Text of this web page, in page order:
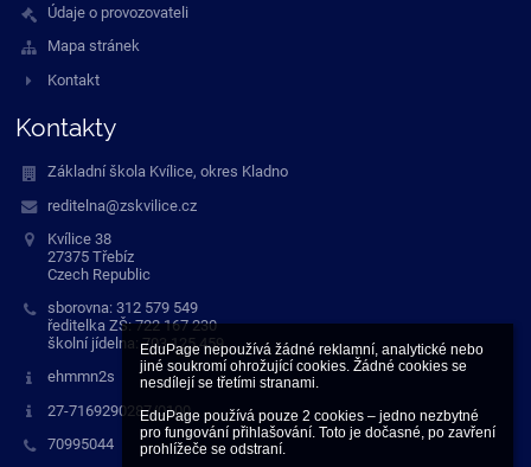
EduPage nepoužívá žádné reklamní, analytické nebo
jiné soukromí ohrožující cookies. Žádné cookies se
nesdílejí se třetími stranami.
EduPage používá pouze 2 cookies – jedno nezbytné
pro fungování přihlašování. Toto je dočasné, po zavření
prohlížeče se odstraní.
Údaje o provozovateli
Mapa stránek
Kontakt
Kontakty
Základní škola Kvílice, okres Kladno
reditelna@zskvilice.cz
Kvílice 38
27375 Třebíz
Czech Republic
sborovna: 312 579 549
ředitelka ZŠ: 722 167 230
školní jídelna: 703 125 459
ehmmn2s
27-7169290287/0100
70995044